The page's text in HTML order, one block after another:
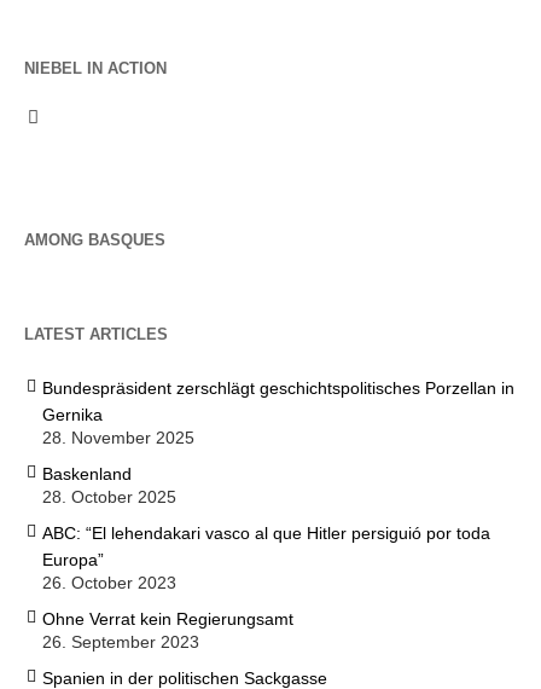
NIEBEL IN ACTION
AMONG BASQUES
LATEST ARTICLES
Bundespräsident zerschlägt geschichtspolitisches Porzellan in
Gernika
28. November 2025
Baskenland
28. October 2025
ABC: “El lehendakari vasco al que Hitler persiguió por toda
Europa”
26. October 2023
Ohne Verrat kein Regierungsamt
26. September 2023
Spanien in der politischen Sackgasse